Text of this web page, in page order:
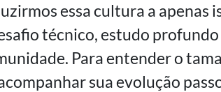
essa cultura a apenas
técnico, estudo
Para entender o
sua evolução